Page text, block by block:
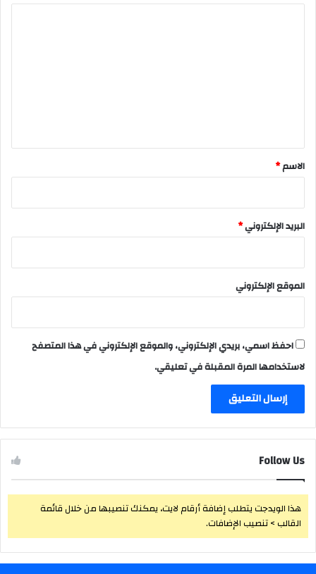
*
الاسم*
البريد الإلكتروني*
الموقع الإلكتروني
احفظ اسمي، بريدي الإلكتروني، والموقع الإلكتروني في هذا المتصفح
لاستخدامها المرة المقبلة في تعليقي.
Follow Us
هذا الويدجت يتطلب إضافة أرقام لايت، يمكنك تنصيبها من خلال قائمة
القالب > تنصيب الإضافات.